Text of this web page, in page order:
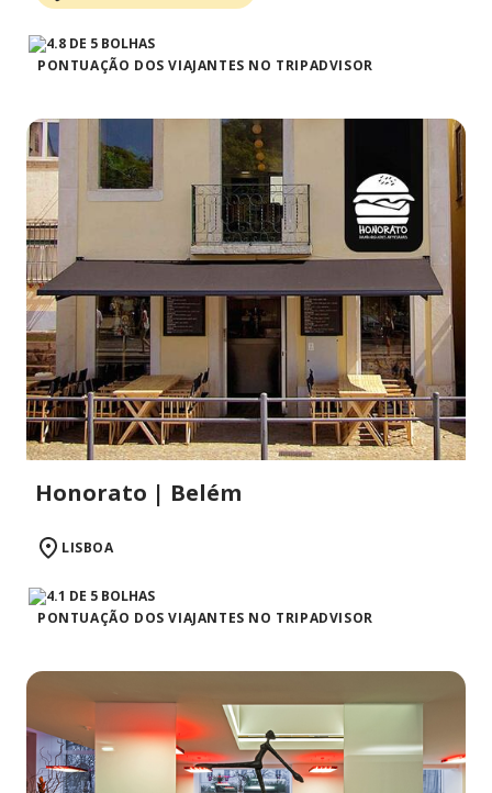
PONTUAÇÃO DOS VIAJANTES NO TRIPADVISOR
Honorato | Belém
LISBOA
PONTUAÇÃO DOS VIAJANTES NO TRIPADVISOR